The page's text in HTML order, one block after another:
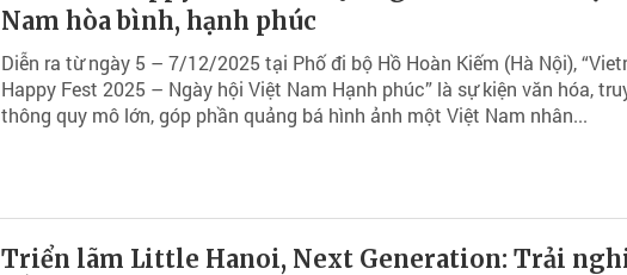
Nam hòa bình, hạnh phúc
Diễn ra từ ngày 5 – 7/12/2025 tại Phố đi bộ Hồ Hoàn Kiếm (Hà Nội),
Happy Fest 2025 – Ngày hội Việt Nam Hạnh phúc” là sự kiện văn hóa,
thông quy mô lớn, góp phần quảng bá hình ảnh một Việt Nam nhân...
Triển lãm Little Hanoi, Next Generation: Trải